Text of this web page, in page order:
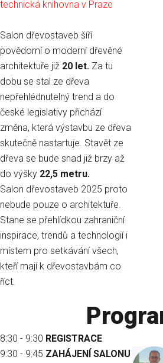
technická knihovna v Praze
Salon dřevostaveb šíří
povědomí o moderní dřevěné
architektuře již 20 let. Za tu
dobu se stal ze dřeva
nepřehlédnutelný trend a do
české legislativy přichází
změna, která výstavbu ze dřeva
skutečně nastartuje. Stavět ze
dřeva se bude snad již brzy až
do výšky 22,5 metru.
Salon dřevostaveb 2025 proto
nebude pouze o architektuře.
Stane se přehlídkou zahraniční
inspirace, trendů a technologií i
místem pro setkávání všech,
kteří mají k dřevostavbám co
říct.
8:30 - 9:30 REGISTRACE
9:30 - 9:45 ZAHÁJENÍ SALONU